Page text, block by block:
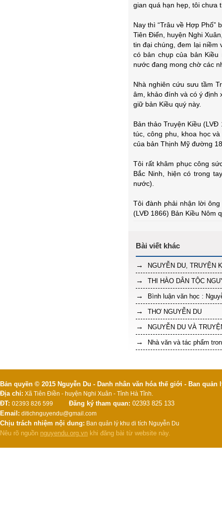
gian quá hạn hẹp, tôi chưa
Nay thì “Trâu về Hợp
Tiên Điển, huyện Nghi
tin đại chúng, đem lại niềm
có bản chụp của bản
nước đang mong chờ các
Nhà nghiên cứu sưu tầm
âm, khảo đính và có ý định
giữ bản Kiều quý này.
Bản thảo Truyện Kiều
túc, công phu, khoa học
của bản Thịnh Mỹ đường
Tôi rất khâm phục công
Bắc Ninh, hiện có trong
nước).
Tôi đành phải nhận lời
(LVĐ 1866) Bản Kiều Nôm
NGUYỄN DU, TRUYỆN
THI HÀO DÂN TỘC
Bình luận văn học :
THƠ NGUYỄN DU
NGUYỄN DU VÀ
Nhà văn và tác phẩm
Bản quyền © 2015 Nguyễn Du - Danh nhân văn hóa thế giới - Ban
Địa chỉ: Xã Tiên Điền - huyện Nghi Xuân - Tỉnh Hà Tĩnh.
ĐT: 02393 826 599 Đăng ký tham quan: 02393 825 133
Email: ditichnguyendu@gmail.com
Chịu trách nhiệm nội dung: Ban quản lý khu di tích Nguyễn Du
Nêu rõ nguồn nguyendu.org.vn khi đăng bài từ website này.